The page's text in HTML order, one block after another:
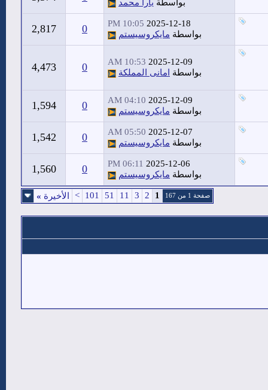
بواسطة يارا محمد
2025-12-18
10:05 PM
بواسطة مايكروسيستم 0
2,817
2025-12-09
10:53 AM
بواسطة
امانى المملكة 0
4,473
2025-12-09
04:10 AM
بواسطة مايكروسيستم 0
1,594
2025-12-07
05:50 AM
بواسطة مايكروسيستم 0
1,542
2025-12-06
06:11 PM
بواسطة مايكروسيستم 0
1,560
صفحة 1 من 167 1
2
3
11
51
101
> الأخيرة »